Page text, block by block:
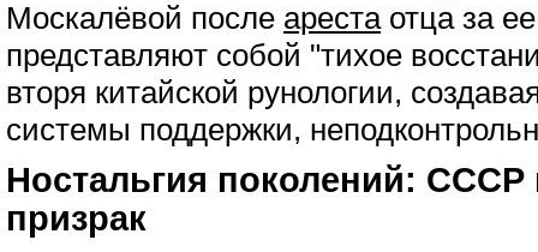
Москалёвой после арестаотца за
представляют собой "тихое
вторя китайской рунологии,
системы поддержки,
Ностальгия поколений: СССР
призрак